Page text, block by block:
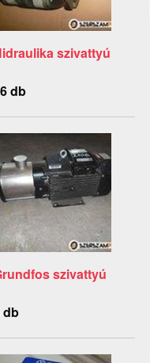
szivattyú
db
szivattyú
db